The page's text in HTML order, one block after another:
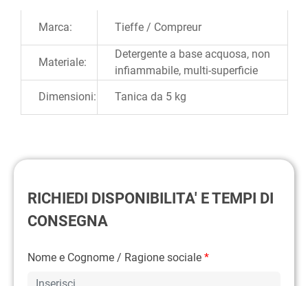
Marca: Tieffe / Compreur
Materiale:
Detergente a base acquosa, non
infiammabile, multi-superficie
Dimensioni:
Tanica da 5 kg
RICHIEDI DISPONIBILITA' E TEMPI DI
CONSEGNA
Nome e Cognome / Ragione sociale *